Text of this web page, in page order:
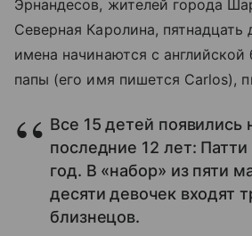
Эрнандесов, жителей города
Северная Каролина, пятнадцать
имена начинаются с английской
папы (его имя пишется Carlos),
Все 15 детей появились
последние 12 лет:
год. В «набор» из пяти
десяти девочек входят
близнецов.